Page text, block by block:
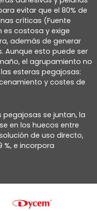
evitar que el 80% de
críticas (Fuente
es costosa y exige
además de generar
Aunque esto puede ser
el agrupamiento no
esteras pegajosas:
y costes de
se juntan, la
en los huecos entre
de uso directo,
e incorpora